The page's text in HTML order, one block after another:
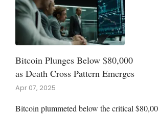
Bitcoin Plunges Below $80,000
as Death Cross Pattern Emerges
Apr 07, 2025
Bitcoin plummeted below the critical